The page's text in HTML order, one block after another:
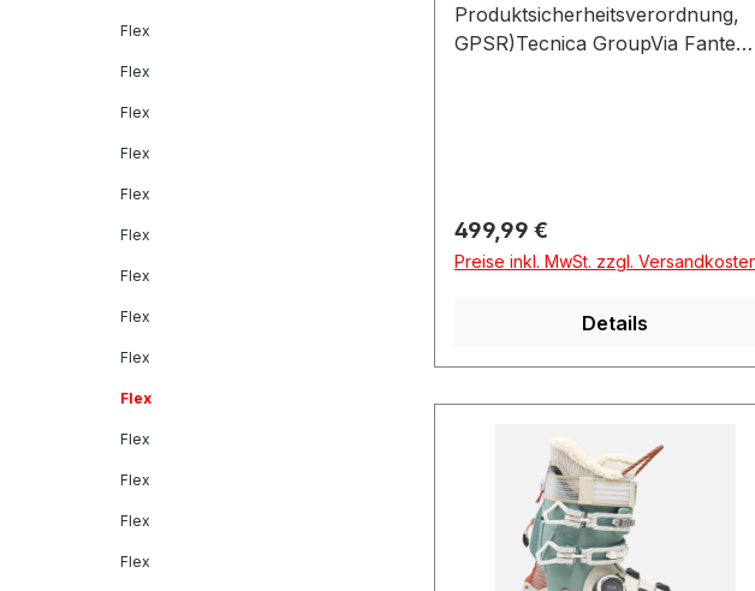
Flex
Flex
Flex
Flex
Flex
Flex
Flex
Flex
Flex
Flex
Flex
Flex
Flex
Flex
Produktsicherheitsverordnung,
GPSR)Tecnica GroupVia Fante
Regulärer Preis:
499,99 €
Preise inkl. MwSt. zzgl.
Details